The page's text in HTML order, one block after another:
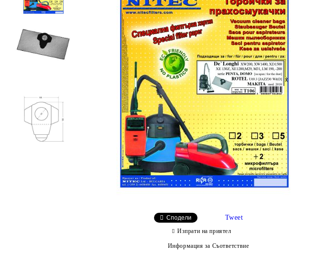
Сподели Tweet
Изпрати на приятел
Информация за Съответствие